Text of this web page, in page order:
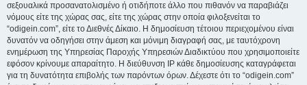
σεξουαλικά προσανατολισμένο ή οτιδήποτε άλλο που πιθανόν να παραβιάζει
νόμους είτε της χώρας σας, είτε της χώρας στην οποία φιλοξενείται το
“odigein.com”, είτε το Διεθνές Δίκαιο. Η δημοσίευση τέτοιου περιεχομένου είναι
δυνατόν να οδηγήσει στην άμεση και μόνιμη διαγραφή σας, με ταυτόχρονη
ενημέρωση της Υπηρεσίας Παροχής Υπηρεσιών Διαδικτύου που χρησιμοποιείτε
εφόσον κρίνουμε απαραίτητο. Η διεύθυνση IP κάθε δημοσίευσης καταγράφεται
για τη δυνατότητα επιβολής των παρόντων όρων. Δέχεστε ότι το “odigein.com”